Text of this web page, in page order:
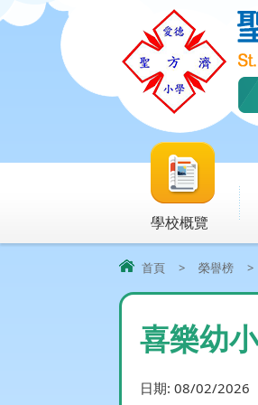
學校概覽
首頁 > 榮譽榜 >
喜樂幼
日期: 08/02/2026